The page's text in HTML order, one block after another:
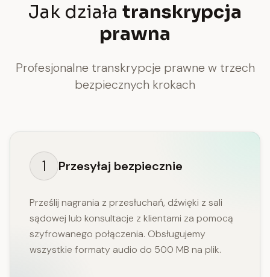
Jak działa transkrypcja
prawna
Profesjonalne transkrypcje prawne w trzech
bezpiecznych krokach
1 Przesyłaj bezpiecznie
Prześlij nagrania z przesłuchań, dźwięki z sali
sądowej lub konsultacje z klientami za pomocą
szyfrowanego połączenia. Obsługujemy
wszystkie formaty audio do 500 MB na plik.